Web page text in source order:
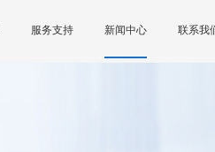
服务支持 新闻中心 联系我